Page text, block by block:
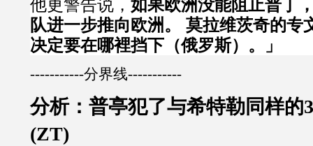
他更警告说， 如果欧洲没能阻止普丁
队进一步推向欧洲。 莫拉维茨奇的专
决定要在哪裡挡下（俄罗斯）。」
-----------分界线-----------
分析：普亭犯了与希特勒同样的
(ZT)